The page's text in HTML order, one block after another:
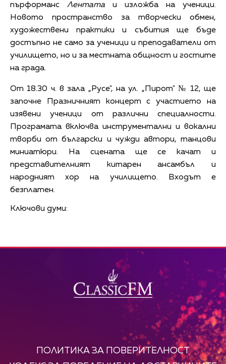
пърформанс Лентата и изложба на ученици.
Новото пространство за творчески обмен,
художествени практики и събития ще бъде
достъпно не само за ученици и преподаватели от
училището, но и за местната общност и гостите
на града.
От 18.30 ч. в зала „Русе", на ул. „Пирот" № 12, ще
започне Празничният концерт с участието на
изявени ученици от различни специалности.
Програмата включва инструментални и вокални
творби от български и чужди автори, танцови
миниатюри. На сцената ще се качат и
представителният китарен ансамбъл и
народният хор на училището. Входът е
безплатен.
Ключови думи:
ПОЛИТИКА ЗА ПОВЕРИТЕЛНОСТ